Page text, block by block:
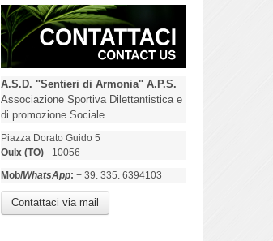
A.S.D. "Sentieri di Armonia" A.P.S.
Associazione Sportiva Dilettantistica e
di promozione Sociale.
Piazza Dorato Guido 5
Oulx (TO)- 10056
Mob/WhatsApp: + 39. 335. 6394103
Contattaci via mail